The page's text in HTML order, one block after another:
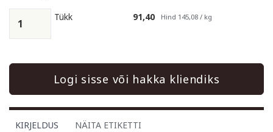
Tükk 91,40 Hind 145,08 / kg
Logi sisse või hakka kliendiks
KIRJELDUS NÄITA ETIKETTI